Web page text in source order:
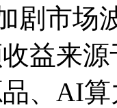
剧市场
益来
、AI